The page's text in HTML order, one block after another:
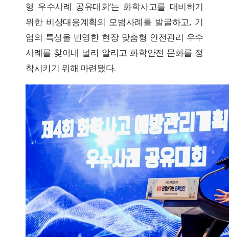
행 우수사례 공유대회’는 화학사고를 대비하기
위한 비상대응계획의 모범사례를 발굴하고, 기
업의 특성을 반영한 현장 맞춤형 안전관리 우수
사례를 찾아내 널리 알리고 화학안전 문화를 정
착시키기 위해 마련됐다.